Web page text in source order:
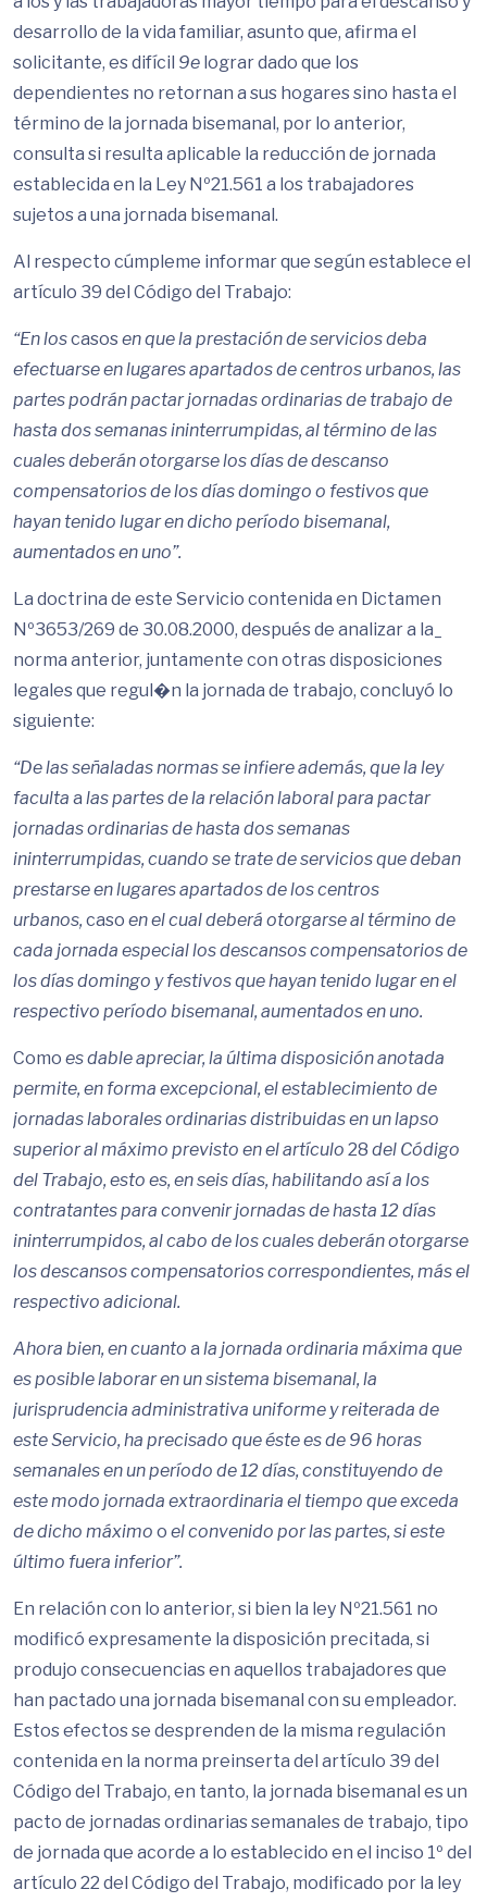
desarrollo de la vida familiar, asunto que, afirma el
solicitante, es difícil 9e lograr dado que los
dependientes no retornan a sus hogares sino hasta el
término de la jornada bisemanal, por lo anterior,
consulta si resulta aplicable la reducción de jornada
establecida en la Ley Nº21.561 a los trabajadores
sujetos a una jornada bisemanal.
Al respecto cúmpleme informar que según establece el
artículo 39 del Código del Trabajo:
“En loscasosen que la prestación de servicios deba
efectuarse en lugares apartados de centros urbanos, las
partes podrán pactar jornadas ordinarias de trabajo de
hasta dos semanas ininterrumpidas, al término de las
cuales deberán otorgarse los días de descanso
compensatorios de los días domingo o festivos que
hayan tenido lugar en dicho período bisemanal,
aumentados en uno”.
La doctrina de este Servicio contenida en Dictamen
Nº3653/269 de 30.08.2000, después de analizar a la_
norma anterior, juntamente con otras disposiciones
legales que regul�n la jornada de trabajo, concluyó lo
siguiente:
“De las señaladas normas se infiere además, que la ley
faculta a las partes de la relación laboral para pactar
jornadas ordinarias de hasta dos semanas
ininterrumpidas, cuando se trate de servicios que deban
prestarse en lugares apartados de los centros
urbanos, caso en el cual deberá otorgarse al término de
cada jornada especial los descansos compensatorios de
los días domingo y festivos que hayan tenido lugar en el
respectivo período bisemanal, aumentados en uno.
Como es dable apreciar, la última disposición anotada
permite, en forma excepcional, el establecimiento de
jornadas laborales ordinarias distribuidas en un lapso
superior al máximo previsto en el artículo 28 del Código
del Trabajo, esto es, en seis días, habilitando así a los
contratantes para convenir jornadas de hasta 12 días
ininterrumpidos, al cabo de los cuales deberán otorgarse
los descansos compensatorios correspondientes, más el
respectivo adicional.
Ahora bien, en cuanto a la jornada ordinaria máxima que
es posible laborar en un sistema bisemanal, la
jurisprudencia administrativa uniforme y reiterada de
este Servicio, ha precisado que éste es de 96 horas
semanales en un período de 12 días, constituyendo de
este modo jornada extraordinaria el tiempo que exceda
de dicho máximo o el convenido por las partes, si este
último fuera inferior”.
En relación con lo anterior, si bien la ley Nº21.561 no
modificó expresamente la disposición precitada, si
produjo consecuencias en aquellos trabajadores que
han pactado una jornada bisemanal con su empleador.
Estos efectos se desprenden de la misma regulación
contenida en la norma preinserta del artículo 39 del
Código del Trabajo, en tanto, la jornada bisemanal es un
pacto de jornadas ordinarias semanales de trabajo, tipo
de jornada que acorde a lo establecido en el inciso 1º del
artículo 22 del Código del Trabajo, modificado por la ley